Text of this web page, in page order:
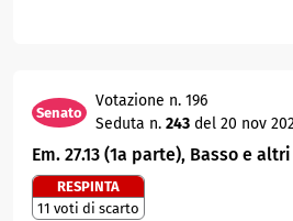
Senato
Votazione n. 196
Seduta n. 243 del 20 nov
Em. 27.13 (1a parte), Basso e altri
RESPINTA
11 voti di scarto